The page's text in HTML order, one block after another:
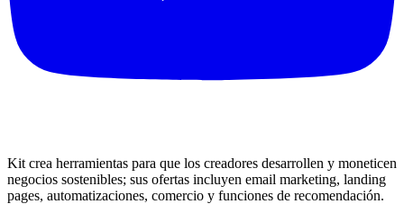
Kit crea herramientas para que los creadores desarrollen y moneticen
negocios sostenibles; sus ofertas incluyen email marketing, landing
pages, automatizaciones, comercio y funciones de recomendación.